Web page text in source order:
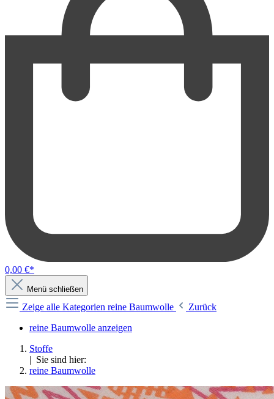
0,00 €*
Menü schließen
Zeige alle Kategorien reine Baumwolle
Zurück
reine Baumwolle anzeigen
Stoffe
| Sie sind hier:
reine Baumwolle